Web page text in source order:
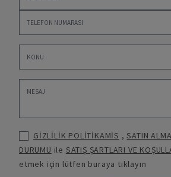
GİZLİLİK POLİTİKAMİS ,SATIN
DURUMU ile SATIŞ ŞARTLARI VE
etmek için lütfen buraya tıklayın